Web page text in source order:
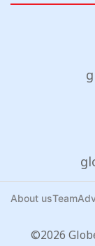
About usTeam
©2026